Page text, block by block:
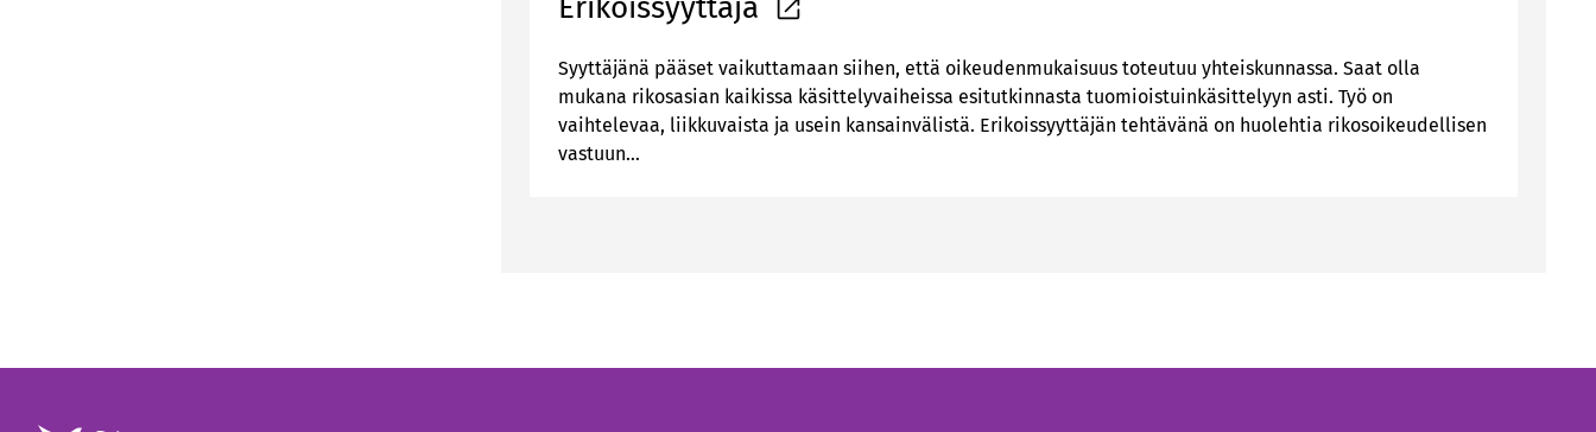
Erikoissyyttäjä
Syyttäjänä pääset vaikuttamaan siihen, että oikeudenmukaisuus toteutuu yhteiskunnassa. Saat olla
mukana rikosasian kaikissa käsittelyvaiheissa esitutkinnasta tuomioistuinkäsittelyyn asti. Työ on
vaihtelevaa, liikkuvaista ja usein kansainvälistä. Erikoissyyttäjän tehtävänä on huolehtia rikosoikeudellisen
vastuun…